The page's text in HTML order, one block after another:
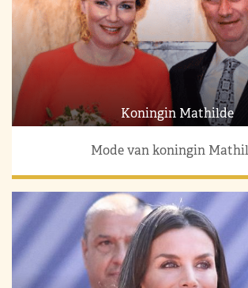
Koningin Mathilde
Mode van koningin